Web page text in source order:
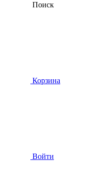
Поиск
Корзина
Войти